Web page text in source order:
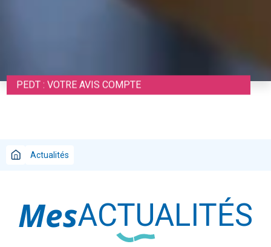
PEDT : VOTRE AVIS COMPTE
Actualités
MesACTUALITÉS